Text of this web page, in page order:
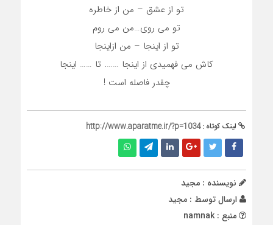
تو از عشق – من از خاطره
تو می روی…من می روم
تو از اینجا – من ازاینجا
کاش می فهمیدی از اینجا ……. تا …… اینجا
چقدر فاصله است !
لینک کوتاه :http://www.aparatme.ir/?p=1034
نویسنده : مجید
ارسال توسط : مجید
منبع : namnak